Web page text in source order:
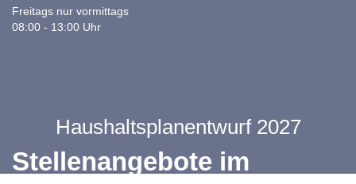
Freitags nur vormittags
08:00 - 13:00 Uhr
Haushaltsplanentwurf 2027
Stellenangebote im